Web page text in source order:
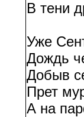
В тени
Уже
Дождь
Добыв
Прет
А на